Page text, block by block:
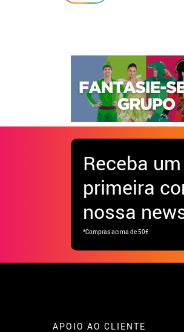
Receba
primeira
nossa
*Compras acima de 50€
APOIO AO CLIENTE